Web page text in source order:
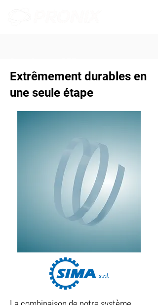
Extrêmement durables en
une seule étape